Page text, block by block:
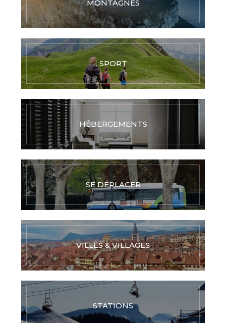
MONTAGNES
SPORT
HÉBERGEMENTS
SE DÉPLACER
VILLES & VILLAGES
STATIONS